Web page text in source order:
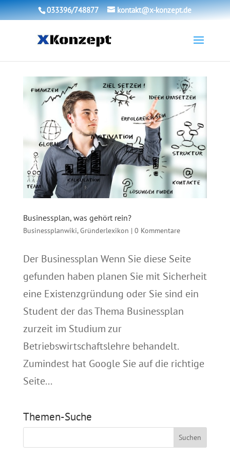
033396/748877 kontakt@x-konzept.de
Businessplan, was gehört rein?
Businessplanwiki,Gründerlexikon | 0 Kommentare
Der Businessplan Wenn Sie diese Seite
gefunden haben planen Sie mit Sicherheit
eine Existenzgründung oder Sie sind ein
Student der das Thema Businessplan
zurzeit im Studium zur
Betriebswirtschaftslehre behandelt.
Zumindest hat Google Sie auf die richtige
Seite...
Themen-Suche